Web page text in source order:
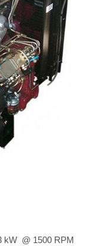
kW @ 1500 RPM